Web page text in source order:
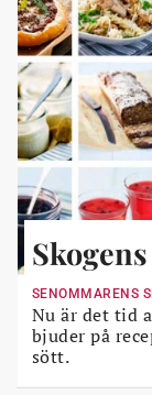
SENOMMARENS
Nu är det tid
bjuder på
sött.